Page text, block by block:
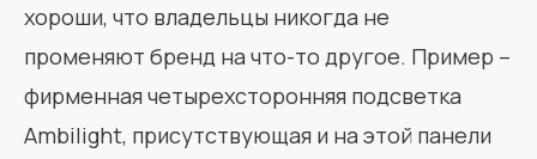
хороши, что владельцы никогда не
променяют бренд на что-то другое. Пример –
фирменная четырехсторонняя подсветка
Ambilight, присутствующая и на этой панели